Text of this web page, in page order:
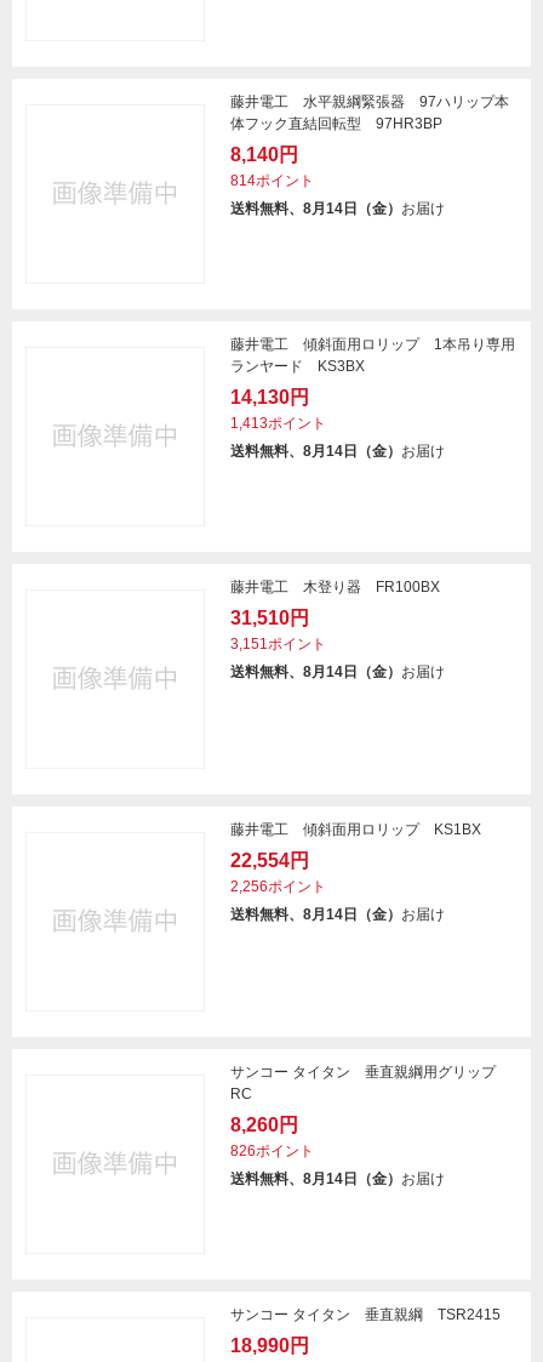
藤井電工 水平親綱緊張器 97ハリップ本
体フック直結回転型 97HR3BP
8,140円
814ポイント
送料無料、8月14日（金） お届け
藤井電工 傾斜面用ロリップ 1本吊り専用
ランヤード KS3BX
14,130円
1,413ポイント
送料無料、8月14日（金） お届け
藤井電工 木登り器 FR100BX
31,510円
3,151ポイント
送料無料、8月14日（金） お届け
藤井電工 傾斜面用ロリップ KS1BX
22,554円
2,256ポイント
送料無料、8月14日（金） お届け
サンコー タイタン 垂直親綱用グリップ
RC
8,260円
826ポイント
送料無料、8月14日（金） お届け
サンコー タイタン 垂直親綱 TSR2415
18,990円